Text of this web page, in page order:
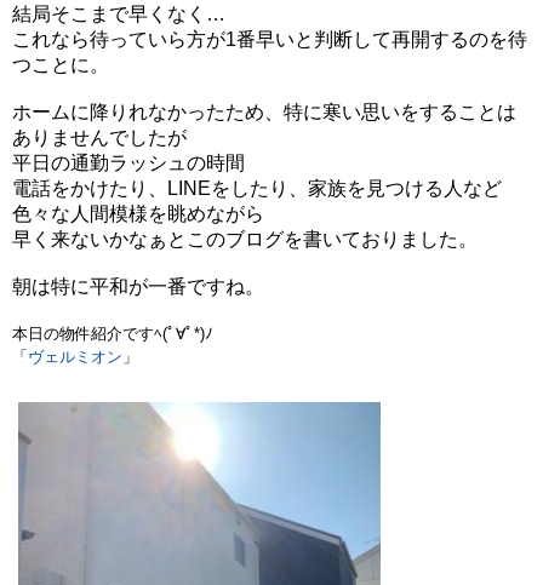
結局そこまで早くなく…
これなら待っていら方が1番早いと判断して再開するのを待
つことに。
ホームに降りれなかったため、特に寒い思いをすることは
ありませんでしたが
平日の通勤ラッシュの時間
電話をかけたり、LINEをしたり、家族を見つける人など
色々な人間模様を眺めながら
早く来ないかなぁとこのブログを書いておりました。
朝は特に平和が一番ですね。
本日の物件紹介ですﾍ(ﾟ∀ﾟ*)ﾉ
「ヴェルミオン 」